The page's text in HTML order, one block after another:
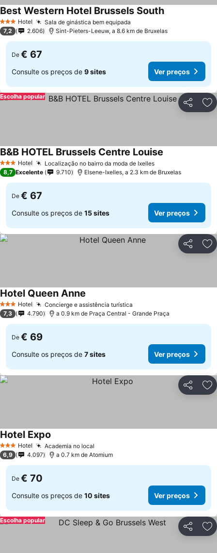
3 EstrelasHotel Sala de ginástica bem equipada
Best Western Hotel Brussels South
7,2 2.606 Sint-Pieters-Leeuw, a 8.6 km de Bruxelas
De € 67
Consulte os preços de 9 sites Ver preços
Partilhar
Escolha popular
3 EstrelasHotel Localização no bairro da moda de Ixelles
B&B HOTEL Brussels Centre Louise
8,7 Excelente 9.710 Elsene-Ixelles, a 2.3 km de Bruxelas
De € 67
Consulte os preços de 15 sites Ver preços
Partilhar
3 EstrelasHotel Concierge e assistência turística
Hotel Queen Anne
7,3 4.790 a 0.9 km de Praça Central - Grande Praça
De € 69
Consulte os preços de 7 sites Ver preços
Partilhar
3 EstrelasHotel Academia no local
Hotel Expo
6,9 4.097 a 0.7 km de Atomium
De € 70
Consulte os preços de 10 sites Ver preços
Partilhar
Escolha popular